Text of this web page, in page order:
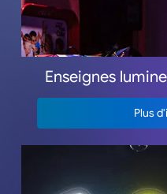
Enseignes
Plus